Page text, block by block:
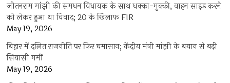
जीतनराम मांझी की समधन विधायक के साथ धक्का-मुक्की, वाहन साइड करने
को लेकर हुआ था विवाद; 20 के खिलाफ FIR
May 19, 2026
बिहार में दलित राजनीति पर फिर घमासान; केंद्रीय मंत्री मांझी के बयान से बढ़ी
सियासी गर्मी
May 19, 2026